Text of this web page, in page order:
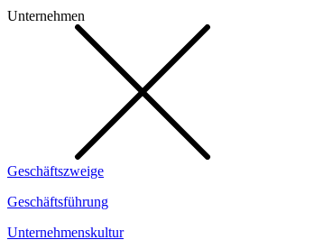
Unternehmen
Geschäftszweige
Geschäftsführung
Unternehmenskultur